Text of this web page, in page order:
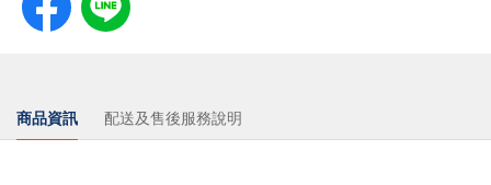
商品資訊 配送及售後服務說明